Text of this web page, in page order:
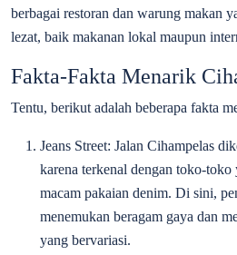
berbagai restoran dan warung makan
lezat, baik makanan lokal maupun
Fakta-Fakta Menarik
Tentu, berikut adalah beberapa fakta
Jeans Street: Jalan Cihampelas
karena terkenal dengan toko-toko
macam pakaian denim. Di sini,
menemukan beragam gaya dan
yang bervariasi.